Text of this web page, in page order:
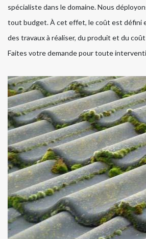
spécialiste dans le domaine. Nous
tout budget. À cet effet, le coût est défini
des travaux à réaliser, du produit et du coût
Faites votre demande pour toute